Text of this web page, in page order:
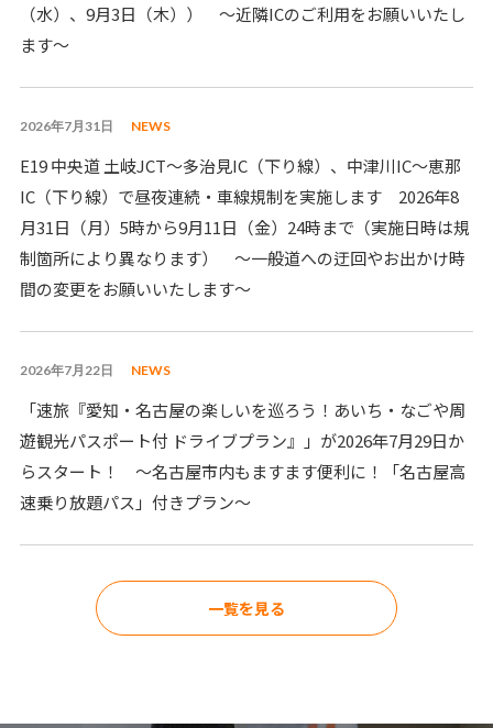
（水）、9月3日（木）） ～近隣ICのご利用をお願いいたし
ます～
2026年7月31日 NEWS
E19 中央道 土岐JCT～多治見IC（下り線）、中津川IC～恵那
IC（下り線）で昼夜連続・車線規制を実施します 2026年8
月31日（月）5時から9月11日（金）24時まで（実施日時は規
制箇所により異なります） ～一般道への迂回やお出かけ時
間の変更をお願いいたします～
2026年7月22日 NEWS
「速旅『愛知・名古屋の楽しいを巡ろう！あいち・なごや周
遊観光パスポート付 ドライブプラン』」が2026年7月29日か
らスタート！ ～名古屋市内もますます便利に！「名古屋高
速乗り放題パス」付きプラン～
一覧を見る